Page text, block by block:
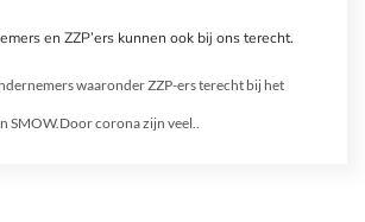
en ZZP’ers kunnen ook bij ons terecht.
waaronder ZZP-ers terecht bij het
SMOW.Door corona zijn veel..